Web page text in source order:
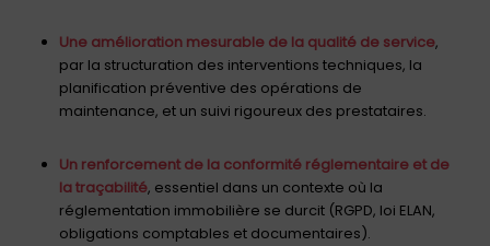
Une amélioration mesurable de la qualité de service,
par la structuration des interventions techniques, la
planification préventive des opérations de
maintenance, et un suivi rigoureux des prestataires.
Un renforcement de la conformité réglementaire et de
la traçabilité, essentiel dans un contexte où la
réglementation immobilière se durcit (RGPD, loi ELAN,
obligations comptables et documentaires).